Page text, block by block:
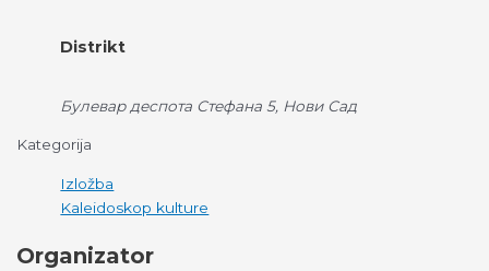
Distrikt
Булевар деспота Стефана 5, Нови Сад
Kategorija
Izložba
Kaleidoskop kulture
Organizator